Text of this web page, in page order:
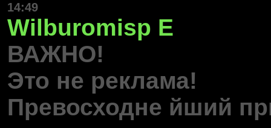
14:49
Wilburomisp E
ВАЖНО!
Это не реклама!
Превосходне йший